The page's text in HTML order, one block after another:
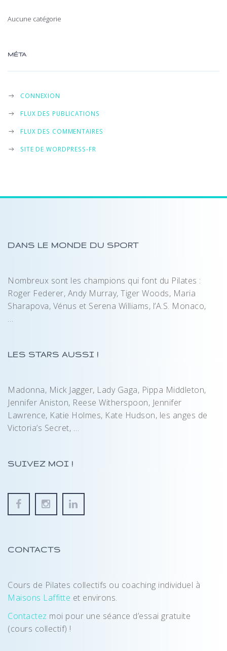
Aucune catégorie
MÉTA
CONNEXION
FLUX DES PUBLICATIONS
FLUX DES COMMENTAIRES
SITE DE WORDPRESS-FR
DANS LE MONDE DU SPORT
Nombreux sont les champions qui font du Pilates :
Roger Federer, Andy Murray, Tiger Woods, Maria
Sharapova, Vénus et Serena Williams, l’A.S. Monaco,
…
LES STARS AUSSI !
Madonna, Mick Jagger, Lady Gaga, Pippa Middleton,
Jennifer Aniston, Reese Witherspoon, Jennifer
Lawrence, Katie Holmes, Kate Hudson, les anges de
Victoria’s Secret, …
SUIVEZ MOI !
CONTACTS
Cours de Pilates collectifs ou coaching individuel à
Maisons Laffitte et environs.
Contactez moi pour une séance d’essai gratuite
(cours collectif) !